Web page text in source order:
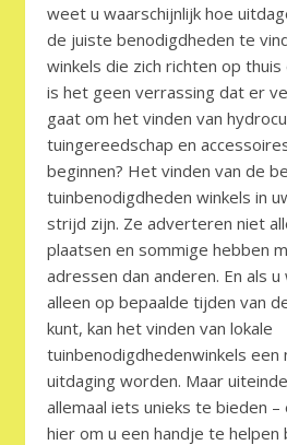
weet u waarschijnlijk hoe
de juiste benodigdheden te
winkels die zich richten op
is het geen verrassing dat er
gaat om het vinden van
tuingereedschap en
beginnen? Het vinden van de
tuinbenodigdheden winkels in
strijd zijn. Ze adverteren niet
plaatsen en sommige hebben
adressen dan anderen. En als
alleen op bepaalde tijden van
kunt, kan het vinden van lokale
tuinbenodigdhedenwinkels
uitdaging worden. Maar
allemaal iets unieks te bieden
hier om u een handje te